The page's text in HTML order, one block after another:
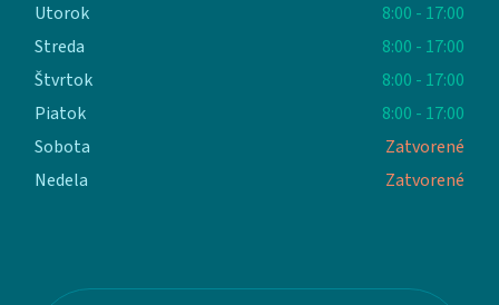
Utorok
8:00 - 17:00
Streda
8:00 - 17:00
Štvrtok
8:00 - 17:00
Piatok
8:00 - 17:00
Sobota
Zatvorené
Nedela
Zatvorené